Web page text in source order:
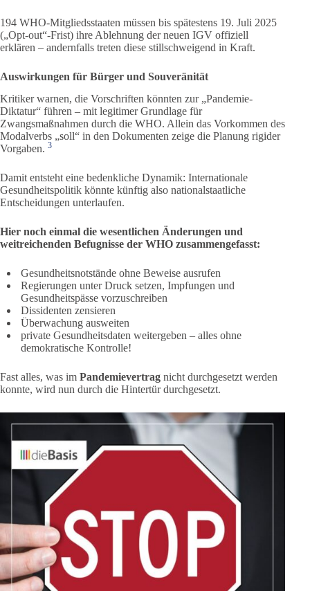
194 WHO-Mitgliedsstaaten müssen bis spätestens 19. Juli 2025
(„Opt-out“-Frist) ihre Ablehnung der neuen IGV offiziell
erklären – andernfalls treten diese stillschweigend in Kraft.
Auswirkungen für Bürger und Souveränität
Kritiker warnen, die Vorschriften könnten zur „Pandemie-
Diktatur“ führen – mit legitimer Grundlage für
Zwangsmaßnahmen durch die WHO. Allein das Vorkommen des
Modalverbs „soll“ in den Dokumenten zeige die Planung rigider
Vorgaben. 3
Damit entsteht eine bedenkliche Dynamik: Internationale
Gesundheitspolitik könnte künftig also nationalstaatliche
Entscheidungen unterlaufen.
Hier noch einmal die wesentlichen Änderungen und
weitreichenden Befugnisse der WHO zusammengefasst:
Gesundheitsnotstände ohne Beweise ausrufen
Regierungen unter Druck setzen, Impfungen und
Gesundheitspässe vorzuschreiben
Dissidenten zensieren
Überwachung ausweiten
private Gesundheitsdaten weitergeben – alles ohne
demokratische Kontrolle!
Fast alles, was im Pandemievertrag nicht durchgesetzt werden
konnte, wird nun durch die Hintertür durchgesetzt.